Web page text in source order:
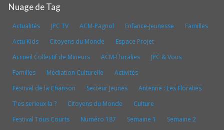
Nuage de Tag
Actualités JPC TV ACM-Pagnol Enfance-Jeunesse
Familles
Actu Kids
Citoyens du Monde
Espace Projet
Accueil Collectif de Mineurs
ACM-Floralies
JPC & Vous
Familles
Médiation Culturelle
Activités
Festival de la Chanson
Secteur Jeunes
Antenne : Les Floralies
T'es serieux la ?
Citoyens du Monde
Culture
Festival Tous Courts
Numéro 187 Semaine 1 Semaine 2